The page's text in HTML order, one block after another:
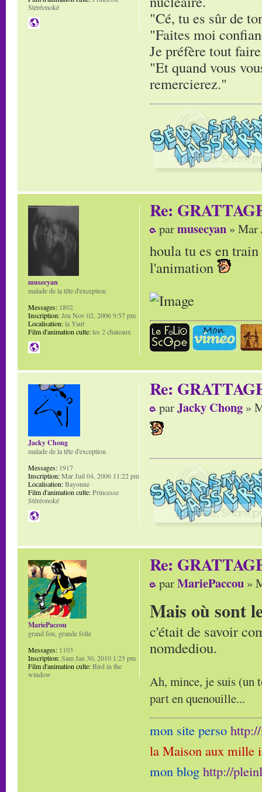
"Cé, tu es sûr de
"Faites moi
Je préfère tout
"Et quand vous
remercierez."
Stéréonoké
Re:
parmusecyan » Mar
houla tu es en
l'animation
musecyan
malade de la tête d'exception
Messages: 1802
Inscription:Jeu Nov 02, 2006 9:57 pm
Localisation:la Yaut
Film d'animation culte:les 2 chateaux
Re:
parJacky Chong »
Jacky Chong
malade de la tête d'exception
Messages: 1917
Inscription:Mar Juil 04, 2006 11:22 pm
Localisation:Bayonne
Film d'animation culte:Princesse
Stéréonoké
Re:
parMariePaccou »
Mais où sont
c'était de savoir
nomdediou.
Ah, mince, je suis (un
part en quenouille...
mon site perso
la Maison aux mille
mon blog http://
MariePaccou
grand fou, grande folle
Messages: 1103
Inscription:Sam Jan 30, 2010 1:25 pm
Film d'animation culte:Bird in the
window